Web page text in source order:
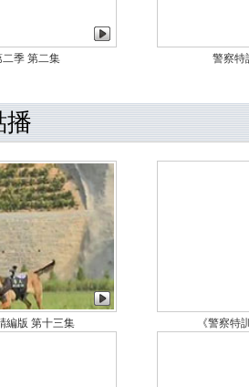
季 第二集 警察特
播
編版 第十三集 《警察特